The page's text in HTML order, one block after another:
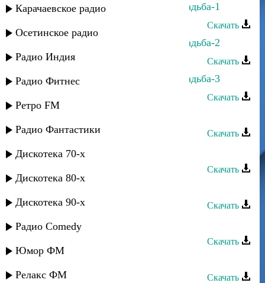
Карачаевское радио
Осетинское радио
Радио Индия
Радио Фитнес
Ретро FM
Радио Фантастики
Дискотека 70-х
Дискотека 80-х
Дискотека 90-х
Радио Comedy
Юмор ФМ
Релакс ФМ
Хава Долев - Горско-Еврейская свадьба-1
Скачать
Хава Долев - Горско-Еврейская свадьба-2
Скачать
Хава Долев - Горско-Еврейская свадьба-3
Скачать
Хава Курбанова - Акушинка
Скачать
Хава Газахова - Измена
Скачать
Скачать
Хава Газахова - Яне забуду тебя
Скачать
Хава Газахова - Я улыбнусь тебе
Скачать